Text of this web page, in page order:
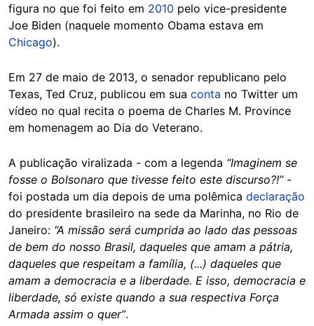
figura no que foi feito em 2010 pelo vice-presidente
Joe Biden (naquele momento Obama estava em
Chicago).
Em 27 de maio de 2013, o senador republicano pelo
Texas, Ted Cruz, publicou em sua conta no Twitter um
vídeo no qual recita o poema de Charles M. Province
em homenagem ao Dia do Veterano.
A publicação viralizada - com a legenda “Imaginem se
fosse o Bolsonaro que tivesse feito este discurso?!” -
foi postada um dia depois de uma polêmica declaração
do presidente brasileiro na sede da Marinha, no Rio de
Janeiro: “A missão será cumprida ao lado das pessoas
de bem do nosso Brasil, daqueles que amam a pátria,
daqueles que respeitam a família, (...) daqueles que
amam a democracia e a liberdade. E isso, democracia e
liberdade, só existe quando a sua respectiva Força
Armada assim o quer”.